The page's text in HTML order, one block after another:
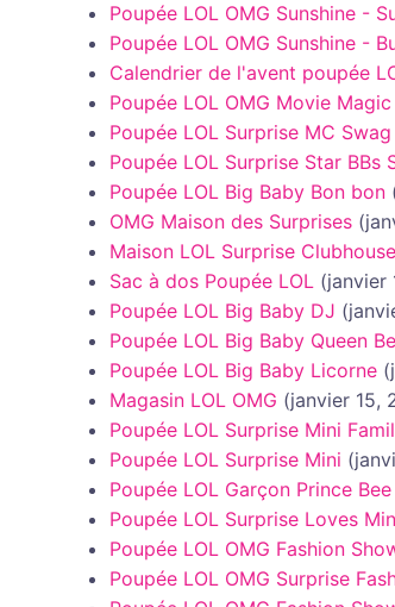
Poupée LOL OMG Sunshine -
Poupée LOL OMG Sunshine -
Calendrier de l'avent poupée
Poupée LOL OMG Movie
Poupée LOL Surprise MC Swag
Poupée LOL Surprise Star BBs
Poupée LOL Big Baby Bon bon
OMG Maison des Surprises
Maison LOL Surprise Clubhouse
Sac à dos Poupée LOL (janvier
Poupée LOL Big Baby DJ
Poupée LOL Big Baby Queen
Poupée LOL Big Baby Licorne
Magasin LOL OMG (janvier 15,
Poupée LOL Surprise Mini
Poupée LOL Surprise Mini
Poupée LOL Garçon Prince Bee
Poupée LOL Surprise Loves
Poupée LOL OMG Fashion
Poupée LOL OMG Surprise